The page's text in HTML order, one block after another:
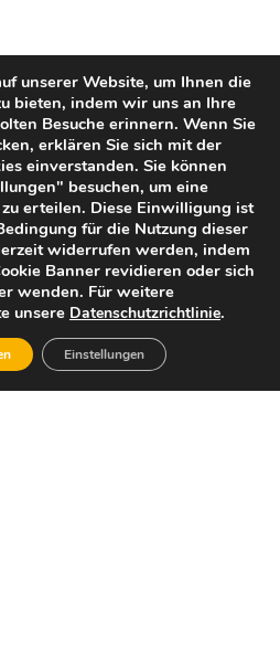
unserer Website, um Ihnen die
bieten, indem wir uns an Ihre
Besuche erinnern. Wenn Sie
erklären Sie sich mit der
einverstanden. Sie können
besuchen, um eine
erteilen. Diese Einwilligung ist
für die Nutzung dieser
widerrufen werden, indem
Banner revidieren oder sich
wenden. Für weitere
unsere Datenschutzrichtlinie.
Einstellungen